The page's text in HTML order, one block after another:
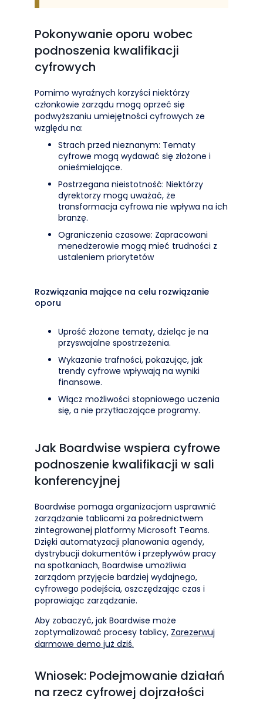
Pokonywanie oporu wobec
podnoszenia kwalifikacji
cyfrowych
Pomimo wyraźnych korzyści niektórzy
członkowie zarządu mogą oprzeć się
podwyższaniu umiejętności cyfrowych ze
względu na:
Strach przed nieznanym: Tematy
cyfrowe mogą wydawać się złożone i
onieśmielające.
Postrzegana nieistotność: Niektórzy
dyrektorzy mogą uważać, że
transformacja cyfrowa nie wpływa na ich
branżę.
Ograniczenia czasowe: Zapracowani
menedżerowie mogą mieć trudności z
ustaleniem priorytetów
Rozwiązania mające na celu rozwiązanie
oporu
Uprość złożone tematy, dzieląc je na
przyswajalne spostrzeżenia.
Wykazanie trafności, pokazując, jak
trendy cyfrowe wpływają na wyniki
finansowe.
Włącz możliwości stopniowego uczenia
się, a nie przytłaczające programy.
Jak Boardwise wspiera cyfrowe
podnoszenie kwalifikacji w sali
konferencyjnej
Boardwise pomaga organizacjom usprawnić
zarządzanie tablicami za pośrednictwem
zintegrowanej platformy Microsoft Teams.
Dzięki automatyzacji planowania agendy,
dystrybucji dokumentów i przepływów pracy
na spotkaniach, Boardwise umożliwia
zarządom przyjęcie bardziej wydajnego,
cyfrowego podejścia, oszczędzając czas i
poprawiając zarządzanie.
Aby zobaczyć, jak Boardwise może
zoptymalizować procesy tablicy, Zarezerwuj
darmowe demo już dziś.
Wniosek: Podejmowanie działań
na rzecz cyfrowej dojrzałości